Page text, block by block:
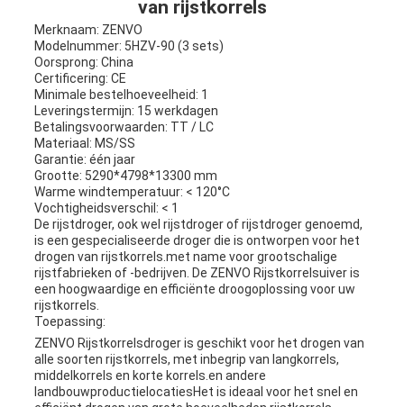
van rijstkorrels
Merknaam: ZENVO
Modelnummer: 5HZV-90 (3 sets)
Oorsprong: China
Certificering: CE
Minimale bestelhoeveelheid: 1
Leveringstermijn: 15 werkdagen
Betalingsvoorwaarden: TT / LC
Materiaal: MS/SS
Garantie: één jaar
Grootte: 5290*4798*13300 mm
Warme windtemperatuur: < 120°C
Vochtigheidsverschil: < 1
De rijstdroger, ook wel rijstdroger of rijstdroger genoemd,
is een gespecialiseerde droger die is ontworpen voor het
drogen van rijstkorrels.met name voor grootschalige
rijstfabrieken of -bedrijven. De ZENVO Rijstkorrelsuiver is
een hoogwaardige en efficiënte droogoplossing voor uw
rijstkorrels.
Toepassing:
ZENVO Rijstkorrelsdroger is geschikt voor het drogen van
alle soorten rijstkorrels, met inbegrip van langkorrels,
middelkorrels en korte korrels.en andere
landbouwproductielocatiesHet is ideaal voor het snel en